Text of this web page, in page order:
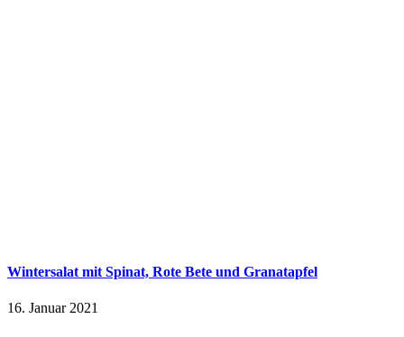
Wintersalat mit Spinat, Rote Bete und Granatapfel
16. Januar 2021